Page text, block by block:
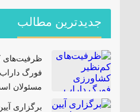
جدیدترین مطالب
ظرفیت‌های
فورگ داراب
مسئولان
برگزاری